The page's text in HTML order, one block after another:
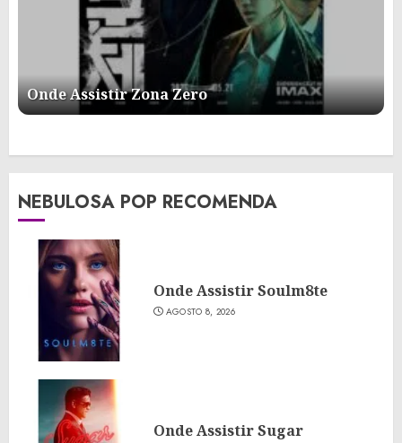
Onde Assistir Zona Zero
NEBULOSA POP RECOMENDA
Onde Assistir Soulm8te
AGOSTO 8, 2026
Onde Assistir Sugar